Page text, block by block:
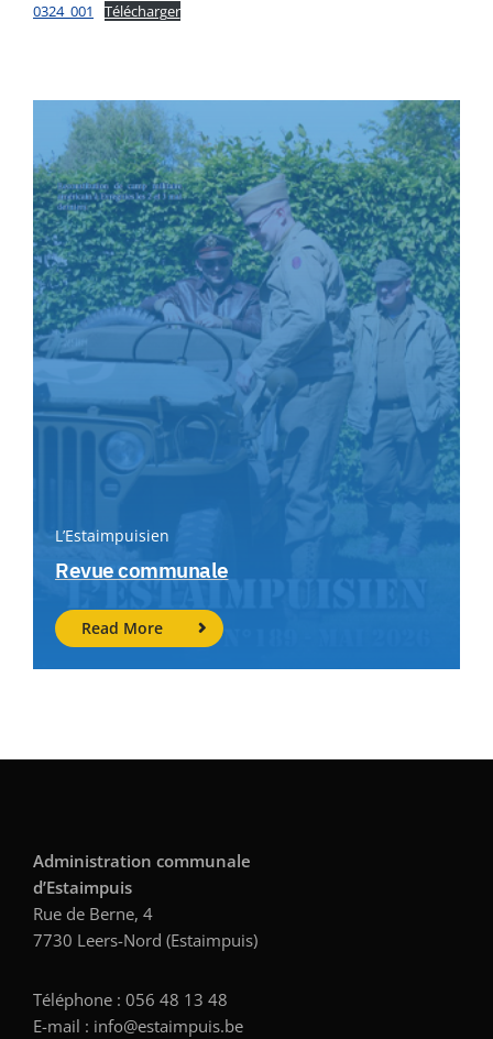
L’Estaimpuisien
Revue communale
Read More
0324_001 Télécharger
Administration communale
d’Estaimpuis
Rue de Berne, 4
7730 Leers-Nord (Estaimpuis)
Téléphone : 056 48 13 48
E-mail : info@estaimpuis.be